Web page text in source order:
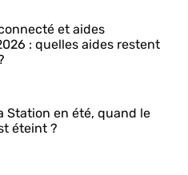
et aides
: quelles aides restent
Station en été, quand le
éteint ?